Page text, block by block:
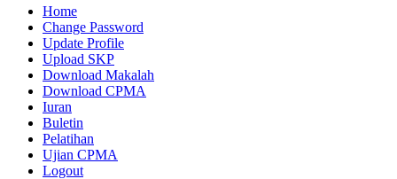
Home
Change Password
Update Profile
Upload SKP
Download Makalah
Download CPMA
Iuran
Buletin
Pelatihan
Ujian CPMA
Logout